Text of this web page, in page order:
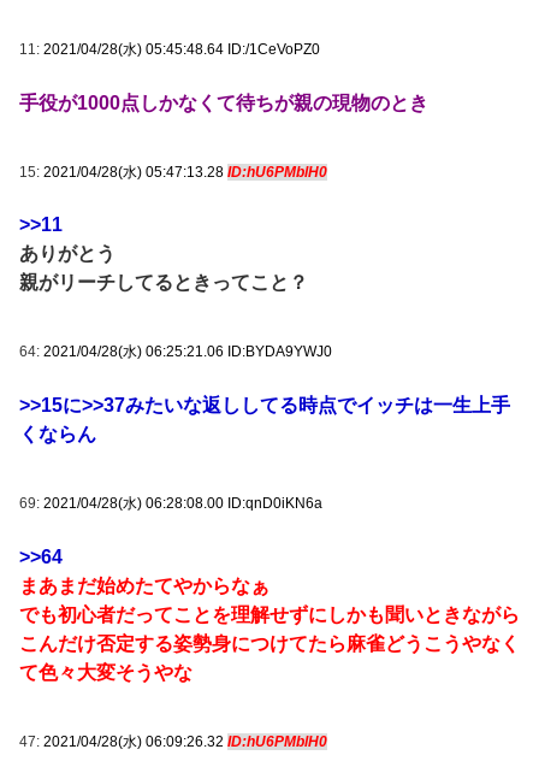
11: 2021/04/28(水) 05:45:48.64 ID:/1CeVoPZ0
手役が1000点しかなくて待ちが親の現物のとき
15: 2021/04/28(水) 05:47:13.28 ID:hU6PMblH0
>>11
ありがとう
親がリーチしてるときってこと？
64: 2021/04/28(水) 06:25:21.06 ID:BYDA9YWJ0
>>15に>>37みたいな返ししてる時点でイッチは一生上手
くならん
69: 2021/04/28(水) 06:28:08.00 ID:qnD0iKN6a
>>64
まあまだ始めたてやからなぁ
でも初心者だってことを理解せずにしかも聞いときながら
こんだけ否定する姿勢身につけてたら麻雀どうこうやなく
て色々大変そうやな
47: 2021/04/28(水) 06:09:26.32 ID:hU6PMblH0